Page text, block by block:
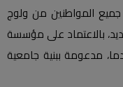
المواطنين من ولوج
بالاعتماد على مؤسسة
مدعومة ببنية جامعية